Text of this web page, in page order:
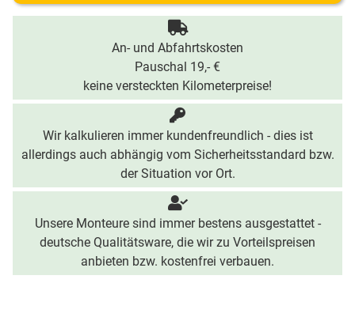
An- und Abfahrtskosten
Pauschal 19,- €
keine versteckten Kilometerpreise!
Wir kalkulieren immer kundenfreundlich - dies ist
allerdings auch abhängig vom Sicherheitsstandard bzw.
der Situation vor Ort.
Unsere Monteure sind immer bestens ausgestattet -
deutsche Qualitätsware, die wir zu Vorteilspreisen
anbieten bzw. kostenfrei verbauen.